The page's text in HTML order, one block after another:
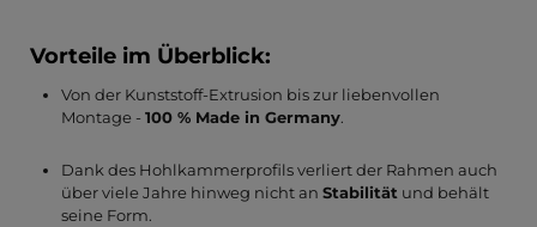
Vorteile im Überblick:
Von der Kunststoff-Extrusion bis zur liebenvollen
Montage - 100 % Made in Germany.
Dank des Hohlkammerprofils verliert der Rahmen auch
über viele Jahre hinweg nicht an Stabilitätund behält
seine Form.